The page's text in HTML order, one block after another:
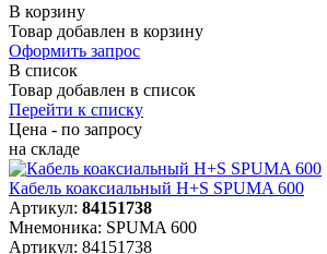
В корзину
Товар добавлен в корзину
Оформить запрос
В список
Товар добавлен в список
Перейти к списку
Цена - по запросу
на складе
Кабель коаксиальный H+S SPUMA 600
Артикул: 84151738
Мнемоника: SPUMA 600
Артикул: 84151738